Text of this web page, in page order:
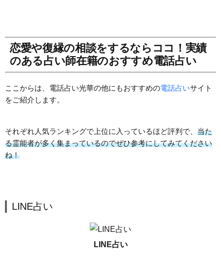
恋愛や復縁の相談をするならココ！実績
のある占い師在籍のおすすめ電話占い
ここからは、電話占い光華の他にもおすすめの電話占いサイト
をご紹介します。
それぞれ人気ランキングで上位に入っているほど評判で、 当た
る霊能者が多く集まっているのでぜひ参考にしてみてください
ね！
LINE占い
LINE占い